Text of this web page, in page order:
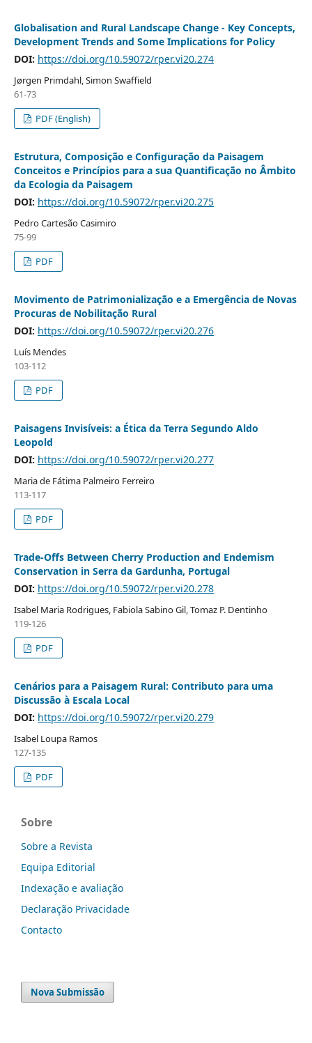
Globalisation and Rural Landscape Change - Key Concepts,
Development Trends and Some Implications for Policy
DOI: https://doi.org/10.59072/rper.vi20.274
Jørgen Primdahl, Simon Swaffield
61-73
PDF (English)
Estrutura, Composição e Configuração da Paisagem
Conceitos e Princípios para a sua Quantificação no Âmbito
da Ecologia da Paisagem
DOI: https://doi.org/10.59072/rper.vi20.275
Pedro Cartesão Casimiro
75-99
PDF
Movimento de Patrimonialização e a Emergência de Novas
Procuras de Nobilitação Rural
DOI: https://doi.org/10.59072/rper.vi20.276
Luís Mendes
103-112
PDF
Paisagens Invisíveis: a Ética da Terra Segundo Aldo
Leopold
DOI: https://doi.org/10.59072/rper.vi20.277
Maria de Fátima Palmeiro Ferreiro
113-117
PDF
Trade-Offs Between Cherry Production and Endemism
Conservation in Serra da Gardunha, Portugal
DOI: https://doi.org/10.59072/rper.vi20.278
Isabel Maria Rodrigues, Fabiola Sabino Gil, Tomaz P. Dentinho
119-126
PDF
Cenários para a Paisagem Rural: Contributo para uma
Discussão à Escala Local
DOI: https://doi.org/10.59072/rper.vi20.279
Isabel Loupa Ramos
127-135
PDF
Sobre
Sobre a Revista
Equipa Editorial
Indexação e avaliação
Declaração Privacidade
Contacto
Nova Submissão